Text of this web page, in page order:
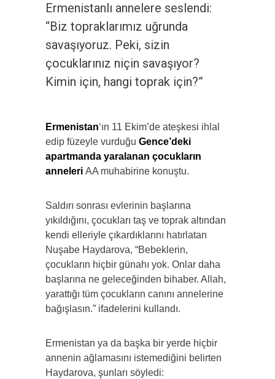
Ermenistanlı annelere seslendi:
“Biz topraklarımız uğrunda
savaşıyoruz. Peki, sizin
çocuklarınız niçin savaşıyor?
Kimin için, hangi toprak için?”
Ermenistan‘ın 11 Ekim’de ateşkesi ihlal
edip füzeyle vurduğu Gence’deki
apartmanda yaralanan çocukların
anneleri AA muhabirine konuştu.
Saldırı sonrası evlerinin başlarına
yıkıldığını, çocukları taş ve toprak altından
kendi elleriyle çıkardıklarını hatırlatan
Nuşabe Haydarova, “Bebeklerin,
çocukların hiçbir günahı yok. Onlar daha
başlarına ne geleceğinden bihaber. Allah,
yarattığı tüm çocukların canını annelerine
bağışlasın.” ifadelerini kullandı.
Ermenistan ya da başka bir yerde hiçbir
annenin ağlamasını istemediğini belirten
Haydarova, şunları söyledi: